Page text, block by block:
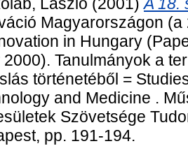
László (2001)A 18.
Magyarországon
in Hungary
2000). Tanulmányok a
történetéből =
and Medicine .
Szövetsége
pp. 191-194.